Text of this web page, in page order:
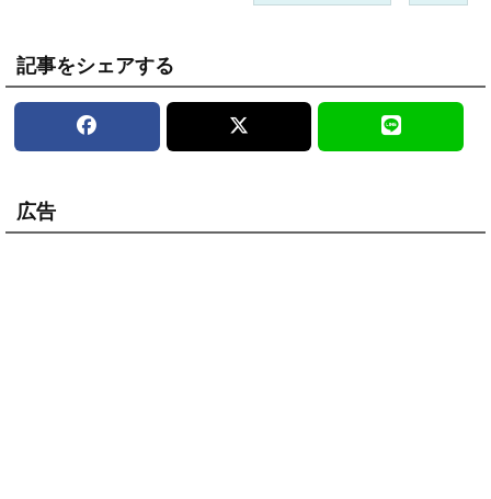
記事をシェアする
広告